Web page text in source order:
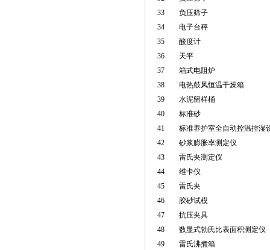
33
负压筛子
34
电子台秤
35
酸度计
36
天平
37
箱式电阻炉
38
电热鼓风恒温干燥箱
39
水泥留样桶
40
标准砂
41
标准养护室全自动控温控湿
42
砂浆膨胀率测定仪
43
雷氏夹测定仪
44
维卡仪
45
雷氏夹
46
胶砂试模
47
抗压夹具
48
数显式勃氏比表面积测定仪
49
雷氏沸煮箱